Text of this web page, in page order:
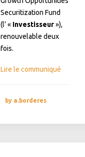
Securitization Fund
(l’ « Investisseur»),
renouvelable deux
fois.
Lire le communiqué
by a.borderes